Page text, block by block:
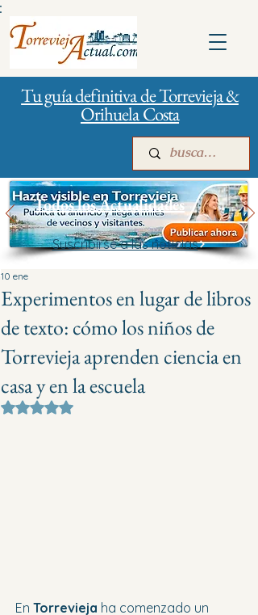
Tu guía definitiva de Torrevieja &
Orihuela Costa
Publicidad
Todos los Actualidades
Suscribirse a las noticias
Experimentos en lugar de libros
de texto: cómo los niños de
Torrevieja aprenden ciencia en
casa y en la escuela
10 ene
Obtuvo NaN de 5 estrellas.
En Torrevieja ha comenzado un